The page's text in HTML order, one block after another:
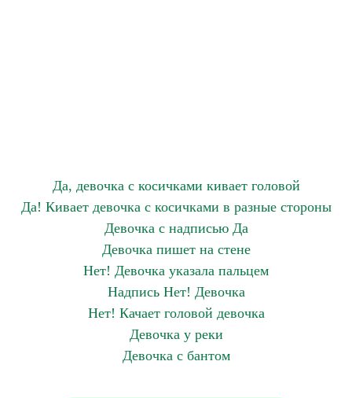
Да, девочка с косичками кивает головой
Да! Кивает девочка с косичками в разные стороны
Девочка с надписью Да
Девочка пишет на стене
Нет! Девочка указала пальцем
Надпись Нет! Девочка
Нет! Качает головой девочка
Девочка у реки
Девочка с бантом